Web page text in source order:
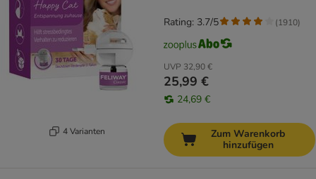
4 Varianten
UVP 32,90 €
25,99 €
24,69 €
Rating: 3.7/5 (1910)
Zum Warenkorb
hinzufügen